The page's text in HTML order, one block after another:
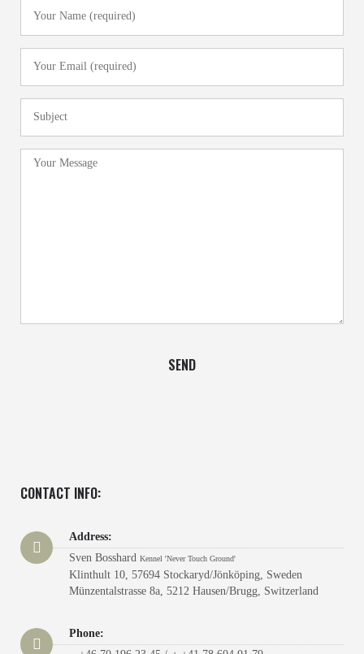
CONTACT INFO:
Address:
Sven Bosshard Kennel 'Never Touch Ground'
Klinthult 10, 57694 Stockaryd/Jönköping, Sweden
Münzentalstrasse 8a, 5212 Hausen/Brugg, Switzerland
Phone: